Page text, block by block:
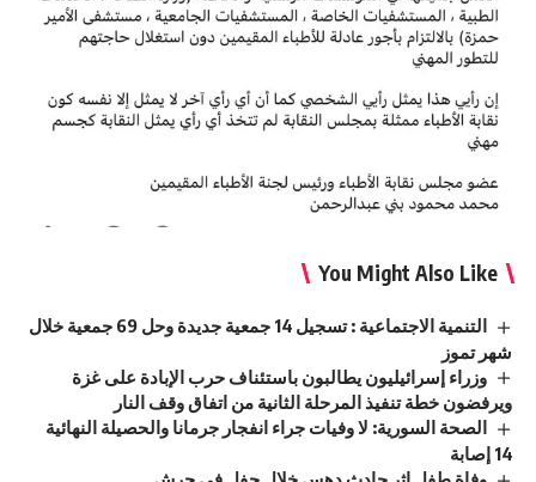
You Might Also Like
التنمية الاجتماعية : تسجيل 14 جمعية جديدة وحل 69 جمعية خلال
شهر تموز
وزراء إسرائيليون يطالبون باستئناف حرب الإبادة على غزة
ويرفضون خطة تنفيذ المرحلة الثانية من اتفاق وقف النار
الصحة السورية: لا وفيات جراء انفجار جرمانا والحصيلة النهائية
14 إصابة